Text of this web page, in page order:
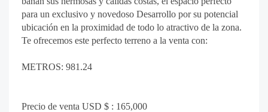
para un exclusivo y novedoso Desarrollo por su potencial
ubicación en la proximidad de todo lo atractivo de la zona.
Te ofrecemos este perfecto terreno a la venta con:
METROS: 981.24
Precio de venta USD $ : 165,000